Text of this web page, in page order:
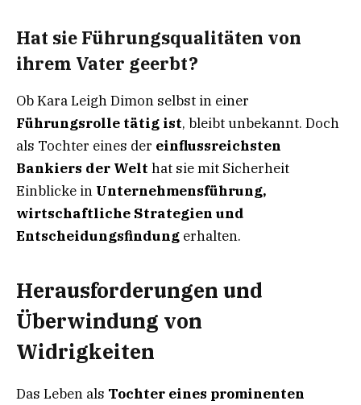
Hat sie Führungsqualitäten von
ihrem Vater geerbt?
Ob Kara Leigh Dimon selbst in einer
Führungsrolle tätig ist, bleibt unbekannt. Doch
als Tochter eines der einflussreichsten
Bankiers der Welt hat sie mit Sicherheit
Einblicke in Unternehmensführung,
wirtschaftliche Strategien und
Entscheidungsfindung erhalten.
Herausforderungen und
Überwindung von
Widrigkeiten
Das Leben als Tochter eines prominenten